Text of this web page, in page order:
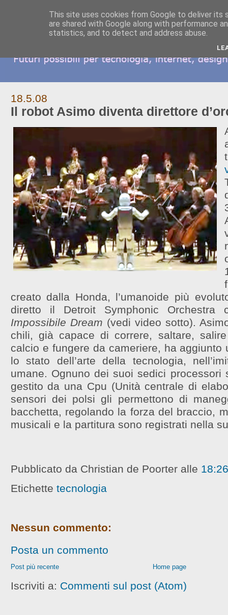
18.5.08
Il robot Asimo diventa direttore
creato dalla Honda, l’umanoide più
diretto il Detroit Symphonic Orchestra
Impossibile Dream (vedi video sotto).
chili, già capace di correre, saltare,
calcio e fungere da cameriere, ha aggiunto
lo stato dell’arte della tecnologia,
umane. Ognuno dei suoi sedici processori
gestito da una Cpu (Unità centrale di
sensori dei polsi gli permettono di
bacchetta, regolando la forza del braccio,
musicali e la partitura sono registrati nella
Pubblicato da Christian de Poorter alle 18:26
Etichette tecnologia
Nessun commento:
Posta un commento
Post più recente Home page
Iscriviti a: Commenti sul post (Atom)
This site uses cookies from Google to deliver its
are shared with Google along with performance
statistics, and to detect and address abuse.